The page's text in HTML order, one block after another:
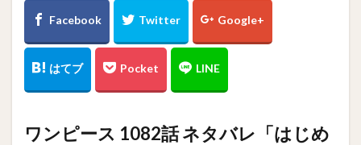
ワンピース 1082話 ネタバレ「はじめ